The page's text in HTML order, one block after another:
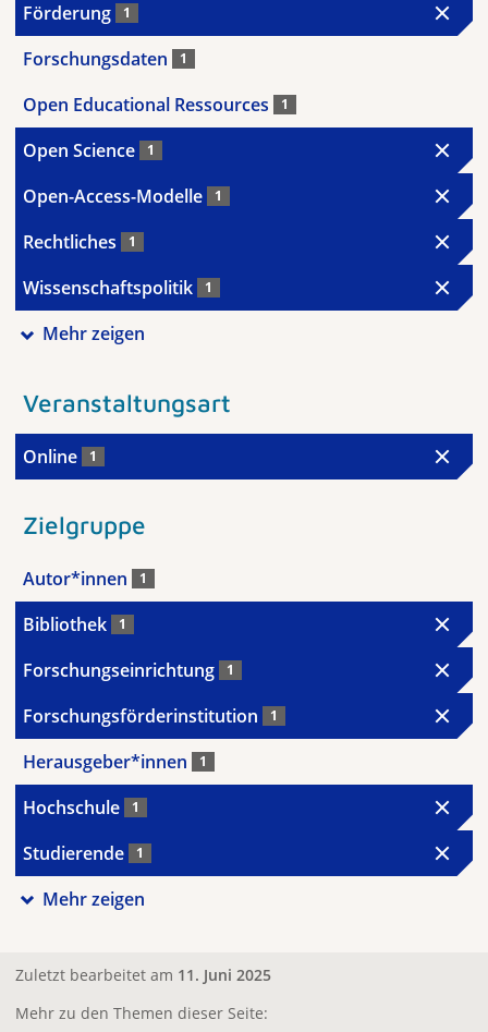
Förderung 1
Forschungsdaten 1
Open Educational Ressources 1
Open Science 1
Open-Access-Modelle 1
Rechtliches 1
Wissenschaftspolitik 1
Mehr zeigen
Veranstaltungsart
Online 1
Zielgruppe
Autor*innen 1
Bibliothek 1
Forschungseinrichtung 1
Forschungsförderinstitution 1
Herausgeber*innen 1
Hochschule 1
Studierende 1
Mehr zeigen
Zuletzt bearbeitet am 11. Juni 2025
Mehr zu den Themen dieser Seite: